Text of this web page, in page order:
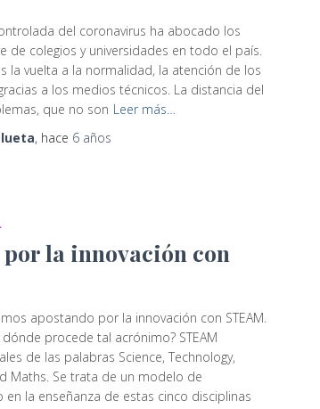
del coronavirus ha abocado los
de colegios y universidades en todo el país.
la vuelta a la normalidad, la atención de los
a los medios técnicos. La distancia del
que no son Leer más…
, hace 6 años
la innovación con
apostando por la innovación con STEAM.
procede tal acrónimo? STEAM
de las palabras Science, Technology,
Maths. Se trata de un modelo de
la enseñanza de estas cinco disciplinas